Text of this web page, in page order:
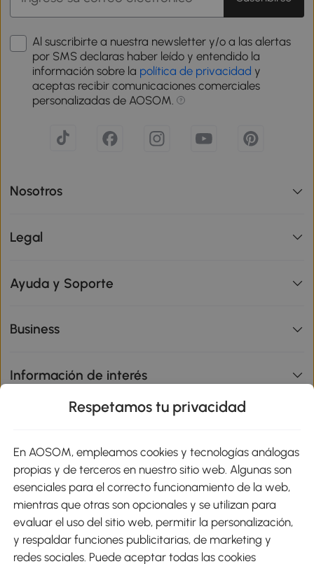
Al suscribirte a nuestra newsletter y/o a las alertas
por SMS declaras haber leído y entendido la
información sobre la política de privacidad y
aceptas recibir comunicaciones comerciales
personalizadas de AOSOM.
Nosotros
Legal
Ayuda y Soporte
Business
Información de interés
Métodos de Pago
Envíos
Respetamos tu privacidad
En AOSOM, empleamos cookies y tecnologías análogas
propias y de terceros en nuestro sitio web. Algunas son
esenciales para el correcto funcionamiento de la web,
mientras que otras son opcionales y se utilizan para
evaluar el uso del sitio web, permitir la personalización,
y respaldar funciones publicitarias, de marketing y
redes sociales. Puede aceptar todas las cookies